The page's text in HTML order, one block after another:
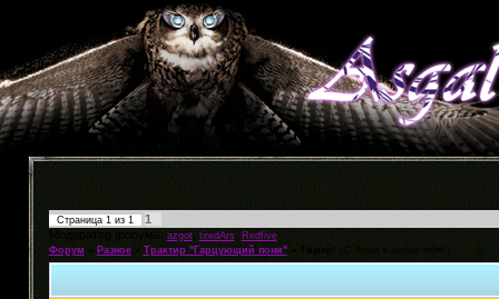
Страница 1из 1
1
Модератор форума: azgot, tiredArs
Redfive
Форум
Разное Трактир "Гарцующий пони"